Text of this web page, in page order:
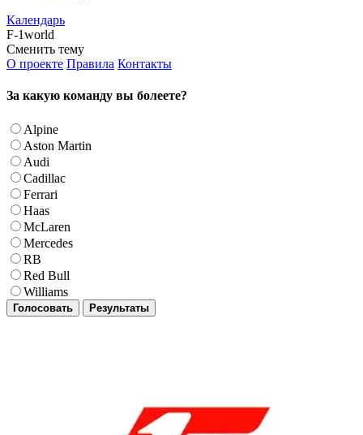
Календарь
F-1world
Сменить тему
О проекте Правила Контакты
За какую команду вы болеете?
Alpine
Aston Martin
Audi
Cadillac
Ferrari
Haas
McLaren
Mercedes
RB
Red Bull
Williams
Голосовать Результаты